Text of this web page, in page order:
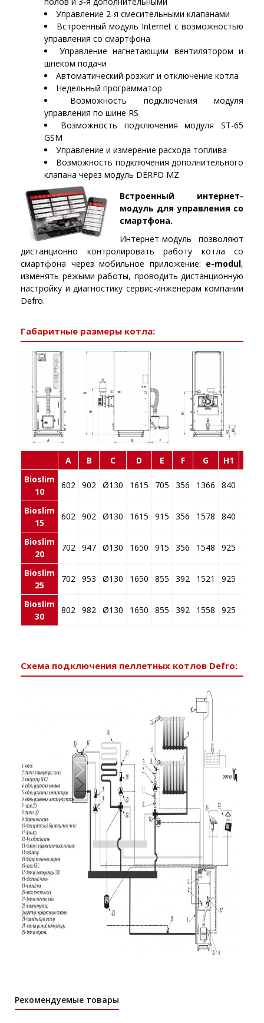
Управление 2-я смесительными клапанами
Встроенный модуль Internet с возможностью
управления со смартфона
Управление нагнетающим вентилятором и
шнеком подачи
Автоматический розжиг и отключение котла
Недельный программатор
Возможность подключения модуля
управления по шине RS
Возможность подключения модуля ST-65
GSM
Управление и измерение расхода топлива
Возможность подключения дополнительного
клапана через модуль DERFO MZ
Встроенный интернет-
модуль для управления со
смартфона.
Интернет-модуль позволяют
дистанционно контролировать работу котла со
смартфона через мобильное приложение: e-modul,
изменять режыми работы, проводить дистанционную
настройку и диагностику сервис-инженерам компании
Defro.
Габаритные размеры котла:
A B C D E F G H1
Bioslim
10
602 902 Ø130 1615 705 356 1366 840 190
Bioslim
15
602 902 Ø130 1615 915 356 1578 840 190
Bioslim
20
702 947 Ø130 1650 915 356 1548 925 190
Bioslim
25
702 953 Ø130 1650 855 392 1521 925 190
Bioslim
30
802 982 Ø130 1650 855 392 1558 925 190
Схема подключения пеллетных котлов Defro:
Рекомендуемые товары